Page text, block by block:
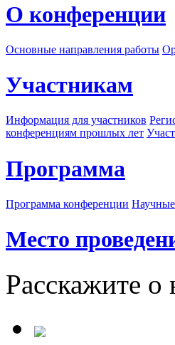
О конференции
Основные направления работы
Участникам
Информация для участников
конференциям прошлых лет
Программа
Программа конференции
Место
Расскажите о